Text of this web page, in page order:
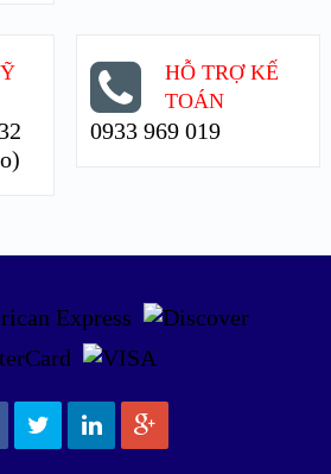
HỖ TRỢ KẾ
TOÁN
0933 969 019